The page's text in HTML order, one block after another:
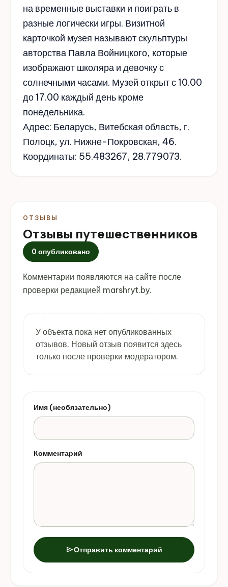
на временные выставки и поиграть в
разные логически игры. Визитной
карточкой музея называют скульптуры
авторства Павла Войницкого, которые
изображают школяра и девочку с
солнечными часами. Музей открыт с 10.00
до 17.00 каждый день кроме
понедельника.
Адрес: Беларусь, Витебская область, г.
Полоцк, ул. Нижне-Покровская, 46.
Координаты: 55.483267, 28.779073.
ОТЗЫВЫ
Отзывы путешественников
0 опубликовано
Комментарии появляются на сайте после
проверки редакцией marshryt.by.
У объекта пока нет опубликованных
отзывов. Новый отзыв появится здесь
только после проверки модератором.
Имя (необязательно)
Комментарий
sendОтправить комментарий